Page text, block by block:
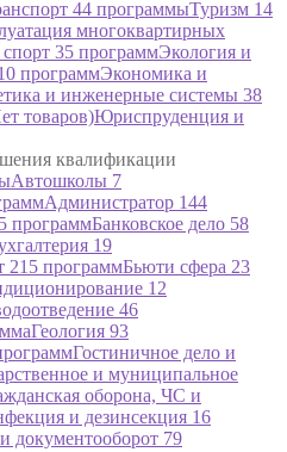
44 программыТуризм 14
многоквартирных
35 программЭкология и
программЭкономика и
и инженерные системы 38
товаров)Юриспруденция и
квалификации
Автошколы 7
Администратор 144
5 программБанковское дело 58
19
215 программБьюти сфера 23
12
46
Геология 93
Гостиничное дело и
и муниципальное
оборона, ЧС и
и дезинсекция 16
документооборот 79